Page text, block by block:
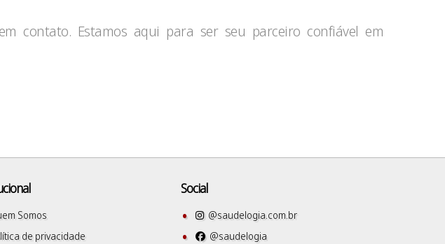
contato. Estamos aqui para ser seu parceiro confiável em
Somos
de privacidade
Social
@saudelogia.com.br
@saudelogia